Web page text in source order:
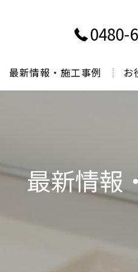
0480-
最新情報・施工事例 お
最新情報